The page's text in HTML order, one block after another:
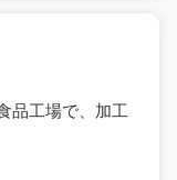
品工場で、加工